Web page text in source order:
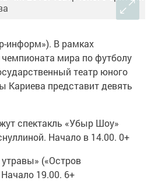
информ»). В рамках
мира по футболу
театр юного
Кариева представит девять
спектакль «Убыр Шоу»
Начало в 14.00. 0+
(«Остров
19.00. 6+